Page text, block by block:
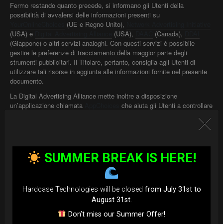
Fermo restando quanto precede, si informano gli Utenti della
possibilità di avvalersi delle informazioni presenti su
(UE e Regno Unito),
(USA) e
(USA), (Canada),
(Giappone) o altri servizi analoghi. Con questi servizi è possibile
gestire le preferenze di tracciamento della maggior parte degli
strumenti pubblicitari. Il Titolare, pertanto, consiglia agli Utenti di
utilizzare tali risorse in aggiunta alle informazioni fornite nel presente
documento.
La Digital Advertising Alliance mette inoltre a disposizione
un’applicazione chiamata
che aiuta gli Utenti a controllare
Gli Utenti sono liberi di decidere se permettere o meno l'utilizzo di
Strumenti di Tracciamento. Tuttavia, si noti che gli Strumenti di
Tracciamento consentono a questa Applicazione di fornire agli Utenti
un'esperienza migliore e funzionalità avanzate (in linea con le finalità
delineate nel presente documento). Pertanto, qualora l'Utente decida
di bloccare l'utilizzo di Strumenti di Tracciamento, il Titolare potrebbe
non essere in grado di fornire le relative funzionalità.
SUMMER BREAK IS HERE!
Hardcase Technologies will be closed from July 31st to
August 31st.
Don’t miss our Summer Offer!